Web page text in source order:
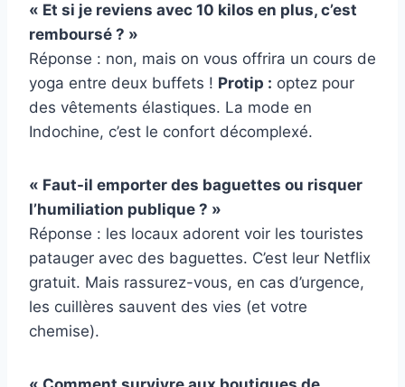
« Et si je reviens avec 10 kilos en plus, c’est
remboursé ? »
Réponse : non, mais on vous offrira un cours de
yoga entre deux buffets ! Protip : optez pour
des vêtements élastiques. La mode en
Indochine, c’est le confort décomplexé.
« Faut-il emporter des baguettes ou risquer
l’humiliation publique ? »
Réponse : les locaux adorent voir les touristes
patauger avec des baguettes. C’est leur Netflix
gratuit. Mais rassurez-vous, en cas d’urgence,
les cuillères sauvent des vies (et votre
chemise).